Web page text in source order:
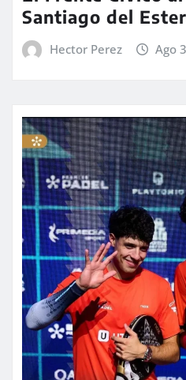
Santiago del
Hector Perez Ago